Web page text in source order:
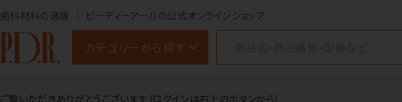
歯科材料の通販 ピーディーアールの公式オンラインショップ
カテゴリーから探す
ご覧いただきありがとうございます（ログインは右上のボタンから）